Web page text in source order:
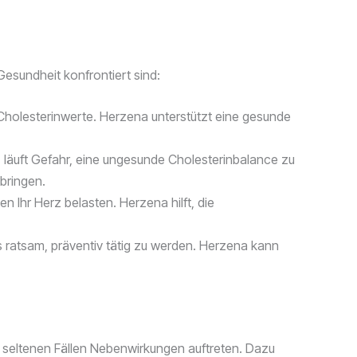
konfrontiert sind:
Herzena unterstützt eine gesunde
Gefahr, eine ungesunde Cholesterinbalance zu
Ihr Herz belasten. Herzena hilft, die
präventiv tätig zu werden. Herzena kann
Fällen Nebenwirkungen auftreten. Dazu